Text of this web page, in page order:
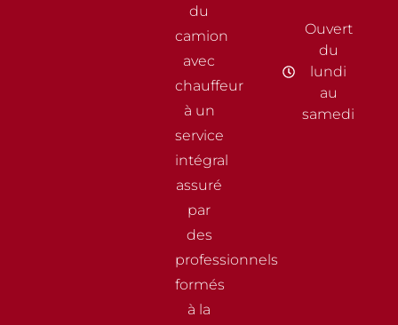
du
camion
avec
chauffeur
à un
service
intégral
assuré
par
des
professionnels
formés
à la
Ouvert
du
lundi
au
samedi